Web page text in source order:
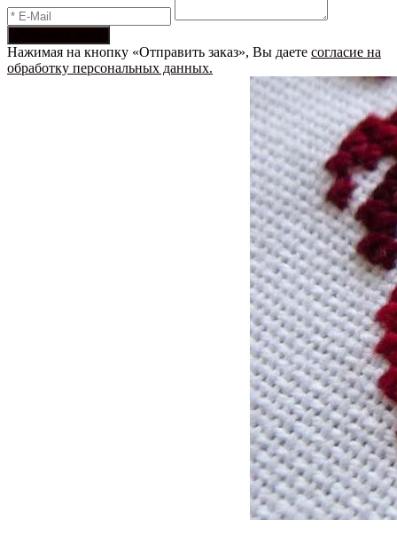
Нажимая на кнопку «Отправить заказ», Вы даете согласие на
обработку персональных данных.